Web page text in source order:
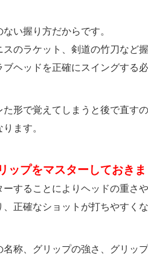
い握り方だからです。
のラケット、剣道の竹刀など
ヘッドを正確にスイングする
形で覚えてしまうと後で直す
ます。
ップをマスターしておきま
することによりヘッドの重さ
正確なショットが打ちやすくな
称、グリップの強さ、グリッ